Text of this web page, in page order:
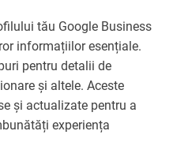
tău Google Business
informațiilor esențiale.
pentru detalii de
și altele. Aceste
și actualizate pentru a
experiența